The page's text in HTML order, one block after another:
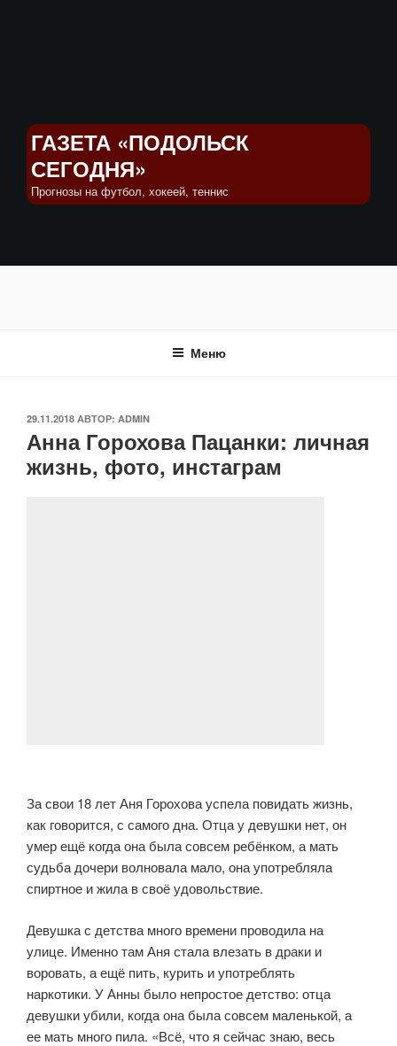
ГАЗЕТА «ПОДОЛЬСК
СЕГОДНЯ»
Прогнозы на футбол, хокеей, теннис
Меню
ОПУБЛИКОВАНО
29.11.2018 АВТОР: ADMIN
Анна Горохова Пацанки: личная
жизнь, фото, инстаграм
За свои 18 лет Аня Горохова успела повидать жизнь,
как говорится, с самого дна. Отца у девушки нет, он
умер ещё когда она была совсем ребёнком, а мать
судьба дочери волновала мало, она употребляла
спиртное и жила в своё удовольствие.
Девушка с детства много времени проводила на
улице. Именно там Аня стала влезать в драки и
воровать, а ещё пить, курить и употреблять
наркотики. У Анны было непростое детство: отца
девушки убили, когда она была совсем маленькой, а
ее мать много пила. «Всё, что я сейчас знаю, весь